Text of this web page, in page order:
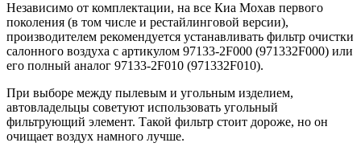
Независимо от комплектации, на все Киа Мохав первого
поколения (в том числе и рестайлинговой версии),
производителем рекомендуется устанавливать фильтр очистки
салонного воздуха с артикулом 97133-2F000 (971332F000) или
его полный аналог 97133-2F010 (971332F010).
При выборе между пылевым и угольным изделием,
автовладельцы советуют использовать угольный
фильтрующий элемент. Такой фильтр стоит дороже, но он
очищает воздух намного лучше.